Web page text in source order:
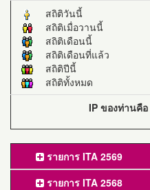
สถิติวันนี้
สถิติเมื่อวานนี้
สถิติเดือนนี้
สถิติเดือนที่แล้ว
สถิติปีนี้
สถิติทั้งหมด
IP ของท่านคือ
รายการ ITA 2569
รายการ ITA 2568